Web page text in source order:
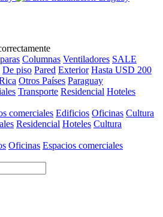
Columnas Ventiladores SALE
De piso Pared Exterior Hasta USD 200
Otros Países Paraguay
Transporte Residencial Hoteles
comerciales Edificios Oficinas Cultura
Residencial Hoteles Cultura
Oficinas Espacios comerciales